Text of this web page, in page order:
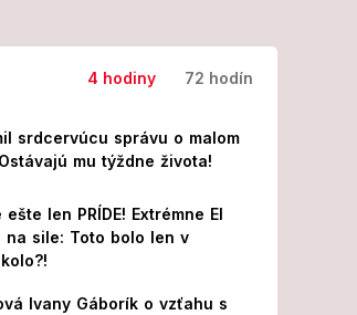
4 hodiny 72 hodín
srdcervúcu správu o malom
mu týždne života!
len PRÍDE! Extrémne El
na sile: Toto bolo len v
Ivany Gáborík o vzťahu s